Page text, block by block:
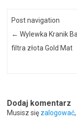
Post navigation
← Wylewka Kranik
filtra złota Gold Mat
Dodaj komentarz
Musisz się zalogować